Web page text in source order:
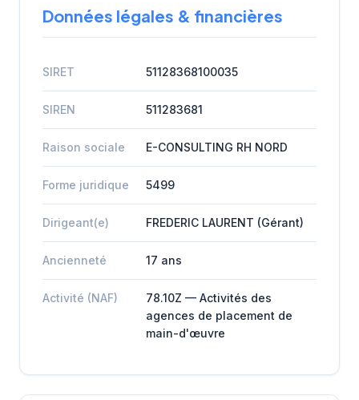
Données légales & financières
SIRET 51128368100035
SIREN 511283681
Raison sociale E-CONSULTING RH NORD
Forme juridique 5499
Dirigeant(e) FREDERIC LAURENT (Gérant)
Ancienneté 17 ans
Activité (NAF)
78.10Z — Activités des
agences de placement de
main-d'œuvre